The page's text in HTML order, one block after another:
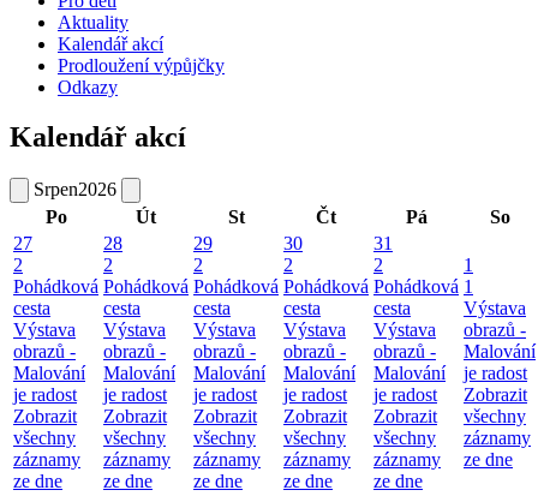
Aktuality
Kalendář akcí
Prodloužení výpůjčky
Odkazy
Kalendář akcí
Srpen2026
Po
Út St Čt Pá
So
27
2
Pohádková
cesta
Výstava
obrazů -
Malování
je radost
Zobrazit
všechny
záznamy
ze dne
28
2
Pohádková
cesta
Výstava
obrazů -
Malování
je radost
Zobrazit
všechny
záznamy
ze dne
29
2
Pohádková
cesta
Výstava
obrazů -
Malování
je radost
Zobrazit
všechny
záznamy
ze dne
30
2
Pohádková
cesta
Výstava
obrazů -
Malování
je radost
Zobrazit
všechny
záznamy
ze dne
31
2
Pohádková
cesta
Výstava
obrazů -
Malování
je radost
Zobrazit
všechny
záznamy
ze dne
1
1
Výstava
obrazů -
Malování
je radost
Zobrazit
všechny
záznamy
ze dne